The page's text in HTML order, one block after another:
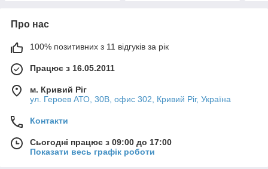
Про нас
100% позитивних з 11 відгуків за рік
Працює з 16.05.2011
м. Кривий Ріг
ул. Героев АТО, 30В, офис 302, Кривий Ріг, Україна
Контакти
Сьогодні працює з 09:00 до 17:00
Показати весь графік роботи